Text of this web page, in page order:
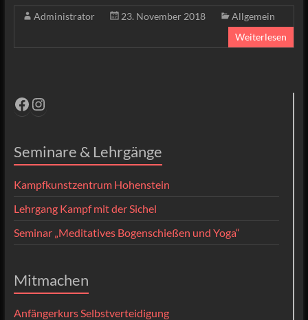
Administrator 23. November 2018
Allgemein
Weiterlesen
Facebook
Instagram
Seminare & Lehrgänge
Kampfkunstzentrum Hohenstein
Lehrgang Kampf mit der Sichel
Seminar „Meditatives Bogenschießen und Yoga“
Mitmachen
Anfängerkurs Selbstverteidigung